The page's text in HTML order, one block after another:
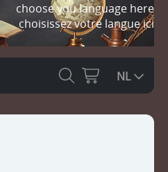
choose you language here
choisissez votre langue ici
NL